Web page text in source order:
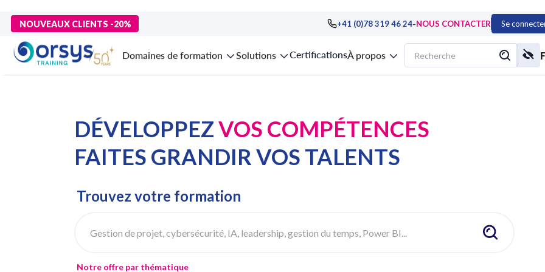
NOUVEAUX CLIENTS -20% +41 (0)78 319 46 24-NOUS CONTACTER Se
Domaines de formation Solutions CertificationsÀ propos
DÉVELOPPEZVOS COMPÉTENCES
FAITES GRANDIRVOS TALENTS
Trouvez votre formation
Notre offre par thématique